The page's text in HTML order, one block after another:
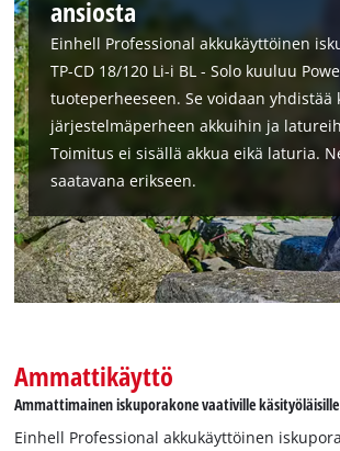
ansiosta
Einhell Professional akkukäyttöinen
TP-CD 18/120 Li-i BL - Solo kuuluu
tuoteperheeseen. Se voidaan yhdistää
järjestelmäperheen akkuihin ja
Toimitus ei sisällä akkua eikä laturia.
saatavana erikseen.
Ammattikäyttö
Ammattimainen iskuporakone vaativille käsityöläisille
Einhell Professional akkukäyttöinen